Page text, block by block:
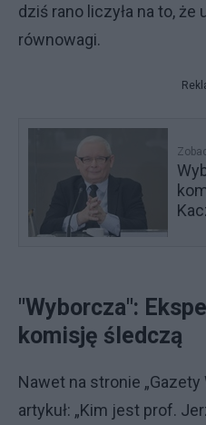
dziś rano liczyła na to,
równowagi.
"Wyborcza":
komisję śledczą
Nawet na stronie „Gazety
artykuł: „Kim jest prof.